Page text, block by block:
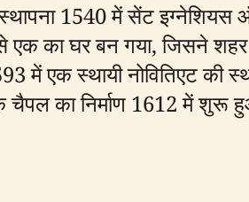
1540 में सेंट इग्नेशियस
का घर बन गया, जिसने शहर
में एक स्थायी नोवितिएट की
चैपल का निर्माण 1612 में शुरू